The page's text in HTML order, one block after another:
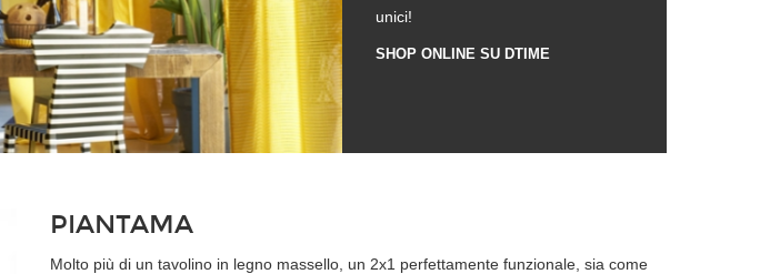
unici!
SHOP ONLINE SU DTIME
PIANTAMA
Molto più di un tavolino in legno massello, un 2x1 perfettamente funzionale, sia come